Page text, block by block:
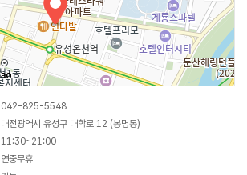
042-825-5548
대전광역시 유성구 대학로 12 (봉명동)
11:30~21:00
연중무휴